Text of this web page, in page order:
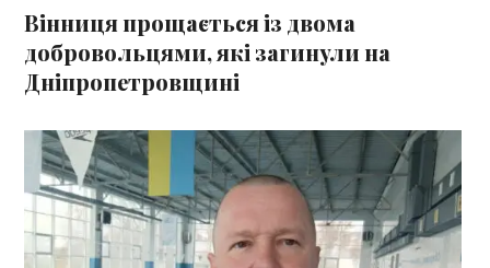
Вінниця прощається із двома
добровольцями, які загинули на
Дніпропетровщині